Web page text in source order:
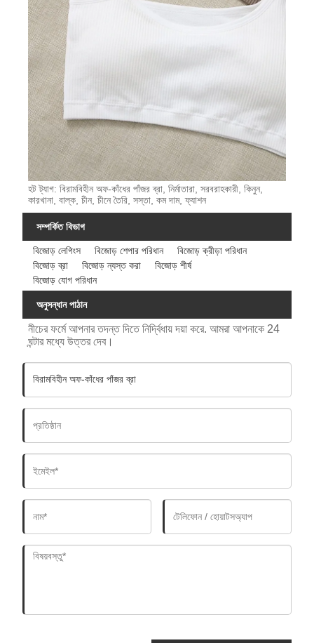
হট ট্যাগ: বিরামবিহীন অফ-কাঁধের পাঁজর ব্রা, নির্মাতারা, সরবরাহকারী, কিনুন,
কারখানা, বাল্ক, চীন, চীনে তৈরি, সস্তা, কম দাম, ফ্যাশন
সম্পর্কিত বিভাগ
বিজোড় লেগিংস বিজোড় শেপার পরিধান
বিজোড় ক্রীড়া পরিধান
বিজোড় ব্রা
বিজোড় ন্যস্ত করা
বিজোড় শীর্ষ
বিজোড় যোগ পরিধান
অনুসন্ধান পাঠান
নীচের ফর্মে আপনার তদন্ত দিতে নির্দ্বিধায় দয়া করে. আমরা আপনাকে 24
ঘন্টার মধ্যে উত্তর দেব।